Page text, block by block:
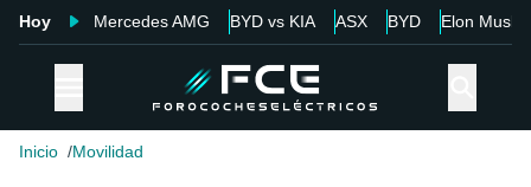
Hoy Mercedes AMG BYD vs KIA ASX BYD Elon Musk
Inicio Movilidad